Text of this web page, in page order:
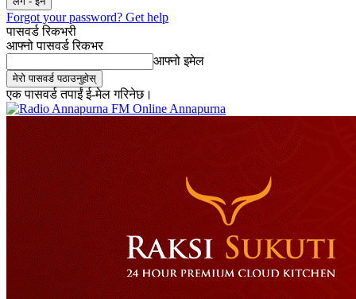
Forgot your password? Get help
पासवर्ड रिकभरी
आफ्नो पासवर्ड रिकभर
आफ्नो इमेल
एक पासवर्ड तपाईं ई-मेल गरिनेछ।
Online Annapurna